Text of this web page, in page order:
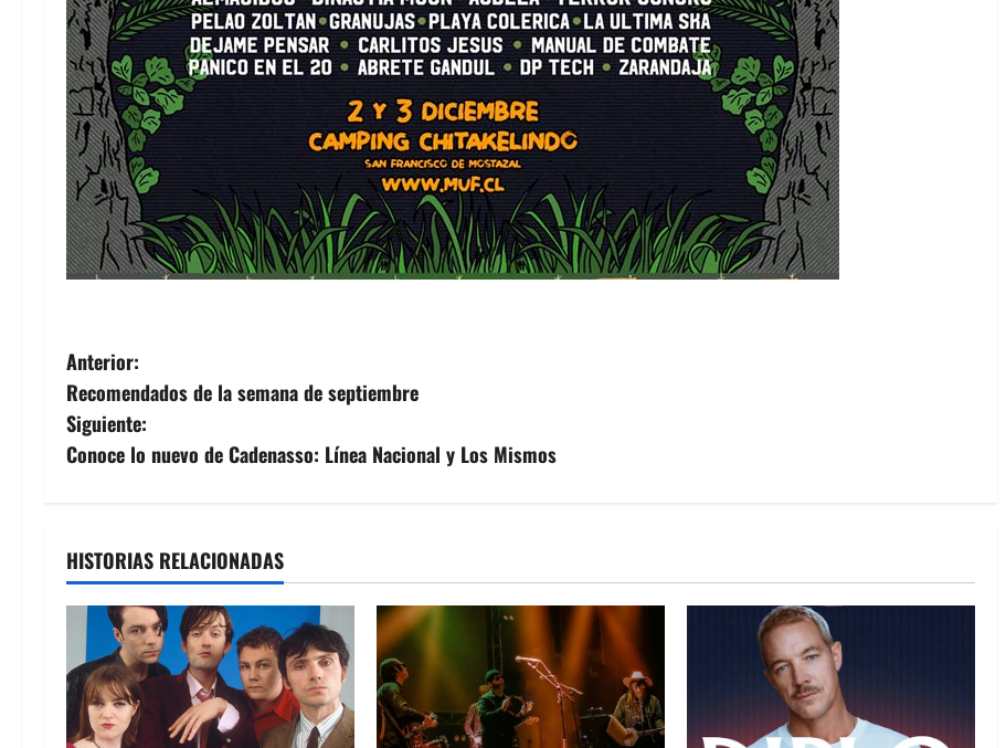
N
a
v
g
a
i
Anterior:
Recomendados de la semana de septiembre
Siguiente:
Conoce lo nuevo de Cadenasso: Línea Nacional y Los Mismos
HISTORIAS RELACIONADAS